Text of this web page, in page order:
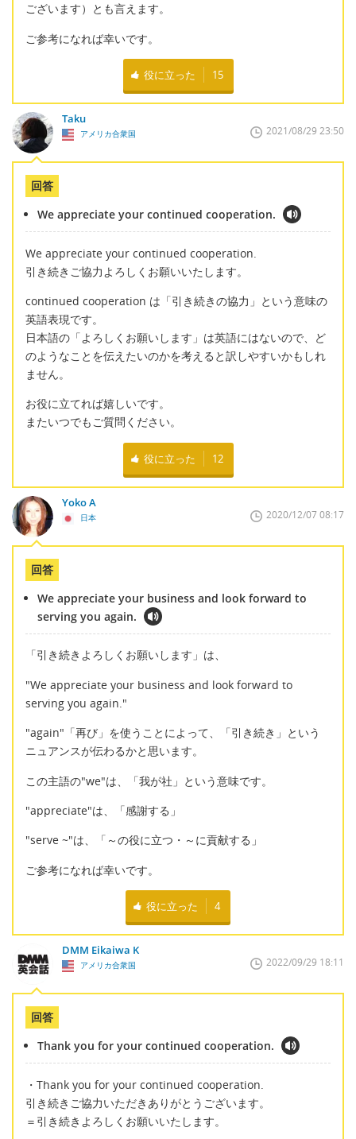
ございます）とも言えます。
ご参考になれば幸いです。
役に立った 15
Taku
アメリカ合衆国 2021/08/29 23:50
回答
We appreciate your continued cooperation.
We appreciate your continued cooperation.
引き続きご協力よろしくお願いいたします。
continued cooperation は「引き続きの協力」という意味の
英語表現です。
日本語の「よろしくお願いします」は英語にはないので、ど
のようなことを伝えたいのかを考えると訳しやすいかもしれ
ません。
お役に立てれば嬉しいです。
またいつでもご質問ください。
役に立った 12
Yoko A
日本 2020/12/07 08:17
回答
We appreciate your business and look forward to
serving you again.
「引き続きよろしくお願いします」は、
"We appreciate your business and look forward to
serving you again."
"again"「再び」を使うことによって、「引き続き」という
ニュアンスが伝わるかと思います。
この主語の"we"は、「我が社」という意味です。
"appreciate"は、「感謝する」
"serve ~"は、「～の役に立つ・～に貢献する」
ご参考になれば幸いです。
役に立った 4
DMM Eikaiwa K
アメリカ合衆国 2022/09/29 18:11
回答
Thank you for your continued cooperation.
・Thank you for your continued cooperation.
引き続きご協力いただきありがとうございます。
＝引き続きよろしくお願いいたします。